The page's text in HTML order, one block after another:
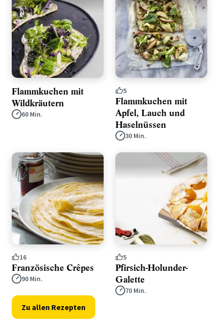
Flammkuchen mit
Wildkräutern
60 Min.
5
Flammkuchen mit
Apfel, Lauch und
Haselnüssen
30 Min.
16
Französische Crêpes
90 Min.
5
Pfirsich-Holunder-
Galette
70 Min.
Zu allen Rezepten